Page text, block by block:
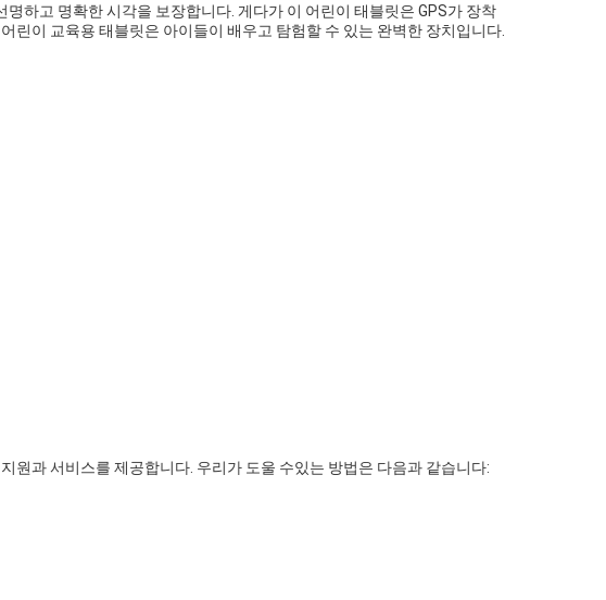
하고 명확한 시각을 보장합니다. 게다가 이 어린이 태블릿은 GPS가 장착
린이 교육용 태블릿은 아이들이 배우고 탐험할 수 있는 완벽한 장치입니다.
원과 서비스를 제공합니다. 우리가 도울 수있는 방법은 다음과 같습니다: